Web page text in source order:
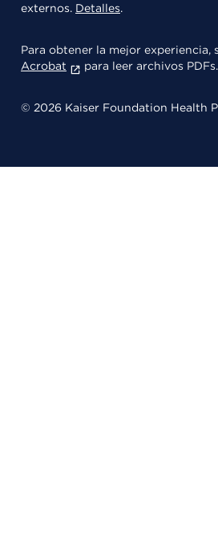
externos. Detalles.
Para obtener la mejor experiencia,
Acrobat
para leer archivos PDFs.
© 2026 Kaiser Foundation Health